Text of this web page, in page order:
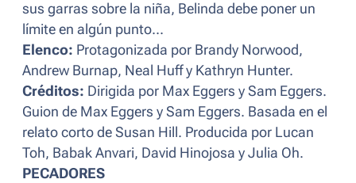
sus garras sobre la niña, Belinda debe poner un
límite en algún punto...
Elenco: Protagonizada por Brandy Norwood,
Andrew Burnap, Neal Huff y Kathryn Hunter.
Créditos: Dirigida por Max Eggers y Sam Eggers.
Guion de Max Eggers y Sam Eggers. Basada en el
relato corto de Susan Hill. Producida por Lucan
Toh, Babak Anvari, David Hinojosa y Julia Oh.
PECADORES